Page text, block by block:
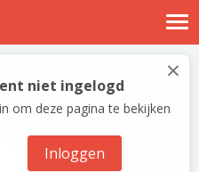
verhalen
in
aan
×
niet ingelogd
om deze pagina te bekijken
Inloggen